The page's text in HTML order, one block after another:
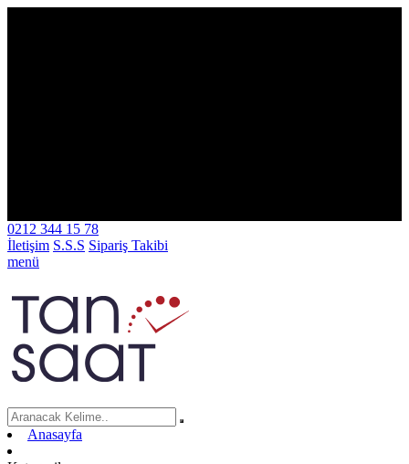
0212 344 15 78
İletişim S.S.S Sipariş Takibi
menü
Anasayfa